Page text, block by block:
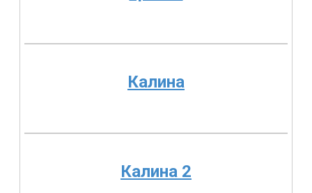
Калина
Калина 2